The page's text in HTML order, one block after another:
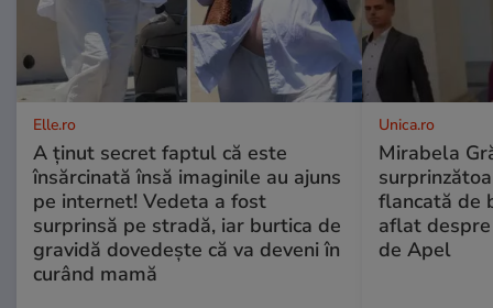
Elle.ro
A ținut secret faptul că este
însărcinată însă imaginile au ajuns
pe internet! Vedeta a fost
surprinsă pe stradă, iar burtica de
gravidă dovedește că va deveni în
curând mamă
Unica.ro
Mirabela
flancată de
aflat
de Apel